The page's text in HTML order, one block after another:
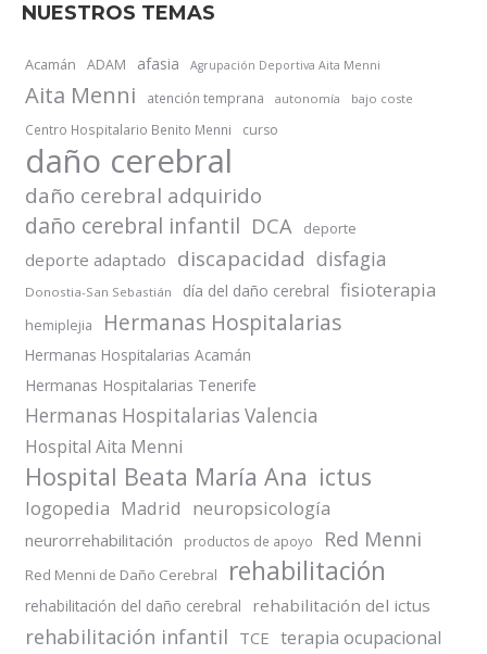
NUESTROS TEMAS
Acamán ADAM afasia Agrupación Deportiva Aita Menni
Aita Menni atención temprana autonomía bajo coste
Centro Hospitalario Benito Menni curso
daño cerebral
daño cerebral adquirido
daño cerebral infantil DCA deporte
deporte adaptado discapacidad disfagia
Donostia-San Sebastián día del daño cerebral fisioterapia
hemiplejia Hermanas Hospitalarias
Hermanas Hospitalarias Acamán
Hermanas Hospitalarias Tenerife
Hermanas Hospitalarias Valencia
Hospital Aita Menni
Hospital Beata María Ana ictus
logopedia Madrid neuropsicología
neurorrehabilitación productos de apoyo Red Menni
Red Menni de Daño Cerebral rehabilitación
rehabilitación del daño cerebral rehabilitación del ictus
rehabilitación infantil TCE terapia ocupacional